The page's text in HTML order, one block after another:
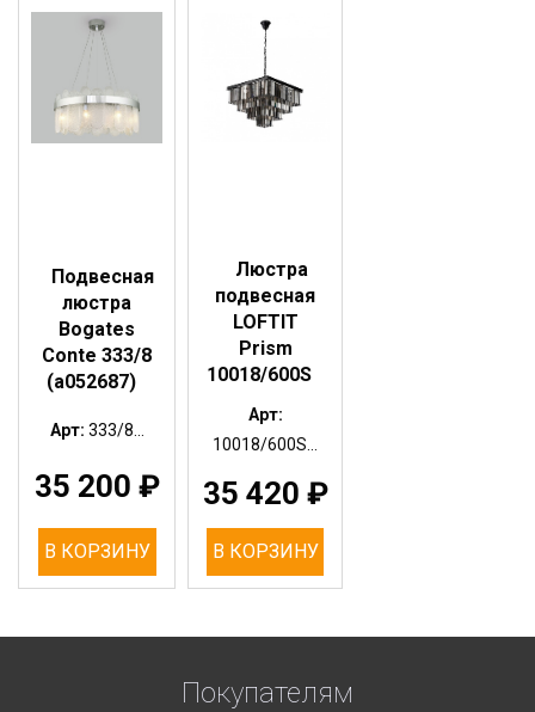
Подвесная
люстра
Bogates
Conte 333/8
(a052687)
Арт: 333/8...
35 200 ₽
В КОРЗИНУ
Люстра
подвесная
LOFTIT
Prism
10018/600S
Арт:
10018/600S...
35 420 ₽
В КОРЗИНУ
Покупателям